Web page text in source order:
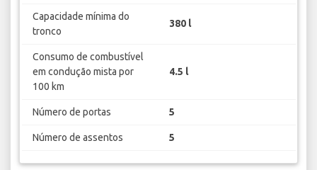
Capacidade mínima do
tronco
380 l
Consumo de combustível
em condução mista por
100 km
4.5 l
Número de portas 5
Número de assentos 5